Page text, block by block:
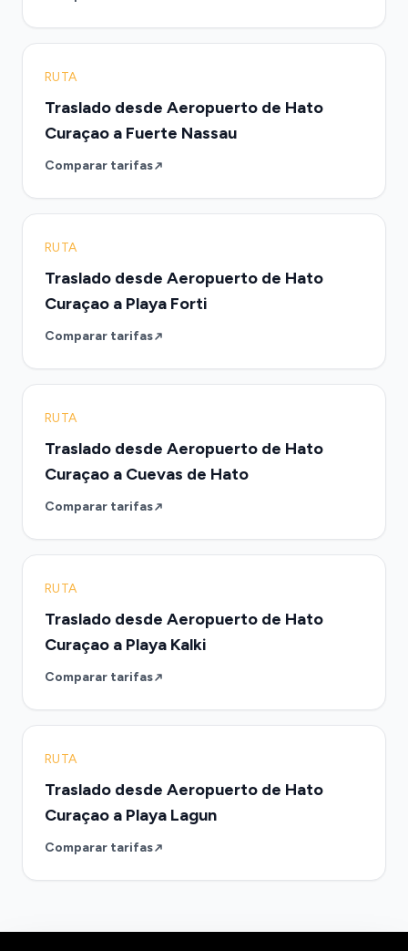
RUTA
Traslado desde Aeropuerto de Hato
Curaçao a Fuerte Nassau
Comparar tarifas
RUTA
Traslado desde Aeropuerto de Hato
Curaçao a Playa Forti
Comparar tarifas
RUTA
Traslado desde Aeropuerto de Hato
Curaçao a Cuevas de Hato
Comparar tarifas
RUTA
Traslado desde Aeropuerto de Hato
Curaçao a Playa Kalki
Comparar tarifas
RUTA
Traslado desde Aeropuerto de Hato
Curaçao a Playa Lagun
Comparar tarifas